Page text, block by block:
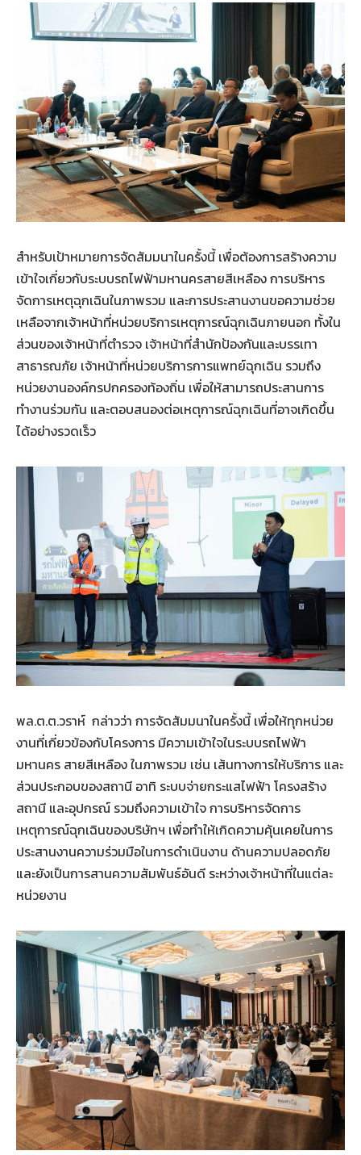
สำหรับเป้าหมายการจัดสัมมนาในครั้งนี้ เพื่อต้องการสร้างความ
เข้าใจเกี่ยวกับระบบรถไฟฟ้ามหานครสายสีเหลือง การบริหาร
จัดการเหตุฉุกเฉินในภาพรวม และการประสานงานขอความช่วย
เหลือจากเจ้าหน้าที่หน่วยบริการเหตุการณ์ฉุกเฉินภายนอก ทั้งใน
ส่วนของเจ้าหน้าที่ตำรวจ เจ้าหน้าที่สำนักป้องกันและบรรเทา
สาธารณภัย เจ้าหน้าที่หน่วยบริการการแพทย์ฉุกเฉิน รวมถึง
หน่วยงานองค์กรปกครองท้องถิ่น เพื่อให้สามารถประสานการ
ทำงานร่วมกัน และตอบสนองต่อเหตุการณ์ฉุกเฉินที่อาจเกิดขึ้น
ได้อย่างรวดเร็ว
พล.ต.ต.วราห์ กล่าวว่า การจัดสัมมนาในครั้งนี้ เพื่อให้ทุกหน่วย
งานที่เกี่ยวข้องกับโครงการ มีความเข้าใจในระบบรถไฟฟ้า
มหานคร สายสีเหลือง ในภาพรวม เช่น เส้นทางการให้บริการ และ
ส่วนประกอบของสถานี อาทิ ระบบจ่ายกระแสไฟฟ้า โครงสร้าง
สถานี และอุปกรณ์ รวมถึงความเข้าใจ การบริหารจัดการ
เหตุการณ์ฉุกเฉินของบริษัทฯ เพื่อทำให้เกิดความคุ้นเคยในการ
ประสานงานความร่วมมือในการดำเนินงาน ด้านความปลอดภัย
และยังเป็นการสานความสัมพันธ์อันดี ระหว่างเจ้าหน้าที่ในแต่ละ
หน่วยงาน